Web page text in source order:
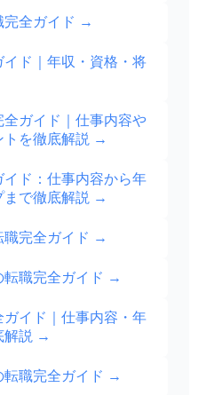
全ガイド →
ド｜年収・資格・将
ガイド｜仕事内容や
トを徹底解説 →
ド：仕事内容から年
まで徹底解説 →
完全ガイド →
職完全ガイド →
イド｜仕事内容・年
解説 →
職完全ガイド →